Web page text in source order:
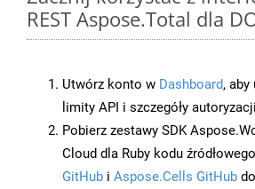
REST Aspose.Total dla
Utwórz konto w Dashboard, aby
limity API i szczegóły autoryzacji
Pobierz zestawy SDK
Cloud dla Ruby kodu
GitHub i Aspose.Cells GitHub